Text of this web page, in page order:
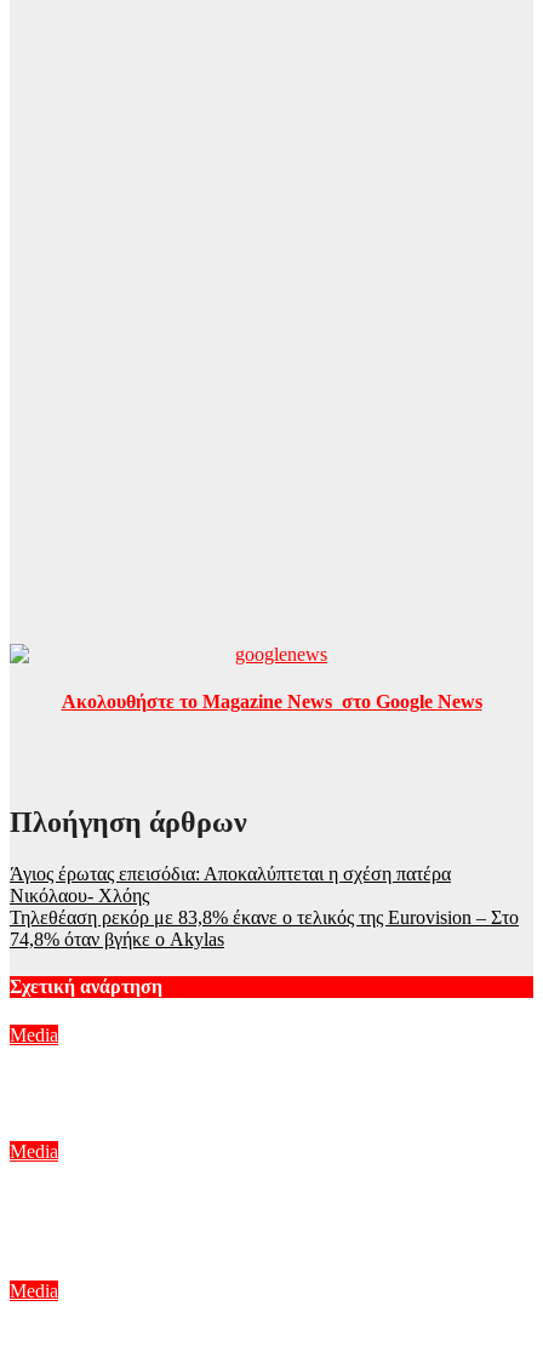
Ακολουθήστε το Magazine News στο Google News
Πλοήγηση άρθρων
Άγιος έρωτας επεισόδια: Αποκαλύπτεται η σχέση πατέρα
Νικόλαου- Χλόης
Τηλεθέαση ρεκόρ με 83,8% έκανε ο τελικός της Eurovision – Στο
74,8% όταν βγήκε ο Akylas
Σχετική ανάρτηση
Media
Media
Media